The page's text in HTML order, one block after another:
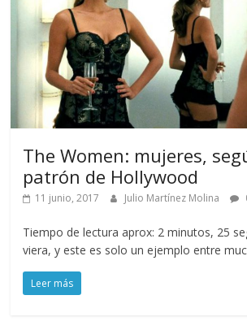
The Women: mujeres,
patrón de Hollywood
11 junio, 2017 Julio Martínez Molina
Tiempo de lectura aprox: 2 minutos, 25
viera, y este es solo un ejemplo entre
Leer más